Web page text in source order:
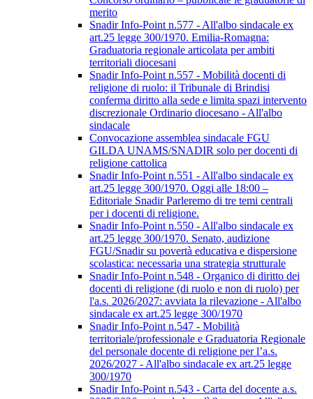
merito
Snadir Info-Point n.577 - All'albo sindacale ex
art.25 legge 300/1970. Emilia-Romagna:
Graduatoria regionale articolata per ambiti
territoriali diocesani
Snadir Info-Point n.557 - Mobilità docenti di
religione di ruolo: il Tribunale di Brindisi
conferma diritto alla sede e limita spazi intervento
discrezionale Ordinario diocesano - All'albo
sindacale
Convocazione assemblea sindacale FGU
GILDA UNAMS/SNADIR solo per docenti di
religione cattolica
Snadir Info-Point n.551 - All'albo sindacale ex
art.25 legge 300/1970. Oggi alle 18:00 –
Editoriale Snadir Parleremo di tre temi centrali
per i docenti di religione.
Snadir Info-Point n.550 - All'albo sindacale ex
art.25 legge 300/1970. Senato, audizione
FGU/Snadir su povertà educativa e dispersione
scolastica: necessaria una strategia strutturale
Snadir Info-Point n.548 - Organico di diritto dei
docenti di religione (di ruolo e non di ruolo) per
l'a.s. 2026/2027: avviata la rilevazione - All'albo
sindacale ex art.25 legge 300/1970
Snadir Info-Point n.547 - Mobilità
territoriale/professionale e Graduatoria Regionale
del personale docente di religione per l’a.s.
2026/2027 - All'albo sindacale ex art.25 legge
300/1970
Snadir Info-Point n.543 - Carta del docente a.s.